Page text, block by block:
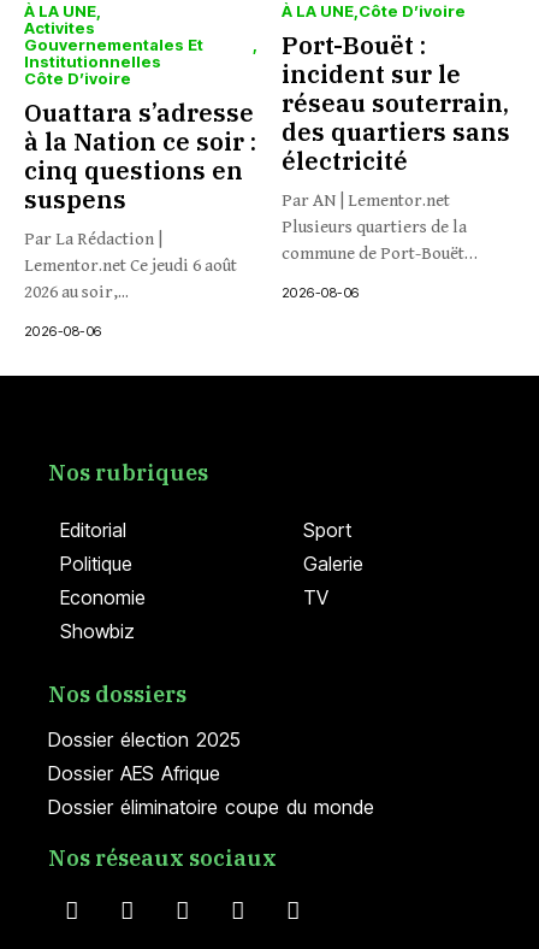
À LA UNE
Activites
Gouvernementales Et
Institutionnelles
Côte D’ivoire
Ouattara s’adresse
à la Nation ce soir :
cinq questions en
suspens
Par La Rédaction |
Lementor.net Ce jeudi 6 août
2026 au soir,...
2026-08-06
À LA UNE Côte D’ivoire
Port-Bouët :
incident sur le
réseau souterrain,
des quartiers sans
électricité
Par AN | Lementor.net
Plusieurs quartiers de la
commune de Port-Bouët
2026-08-06
Editorial
Politique
Economie
Showbiz
Sport
Galerie
TV
Nos rubriques
Dossier élection 2025
Dossier AES Afrique
Dossier éliminatoire coupe du monde
Nos dossiers
Nos réseaux sociaux